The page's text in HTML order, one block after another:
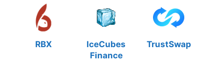
RBX
IceCubes
Finance
TrustSwap